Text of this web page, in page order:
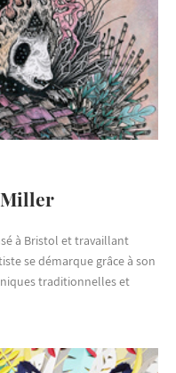
Miller
à Bristol et travaillant
se démarque grâce à son
traditionnelles et